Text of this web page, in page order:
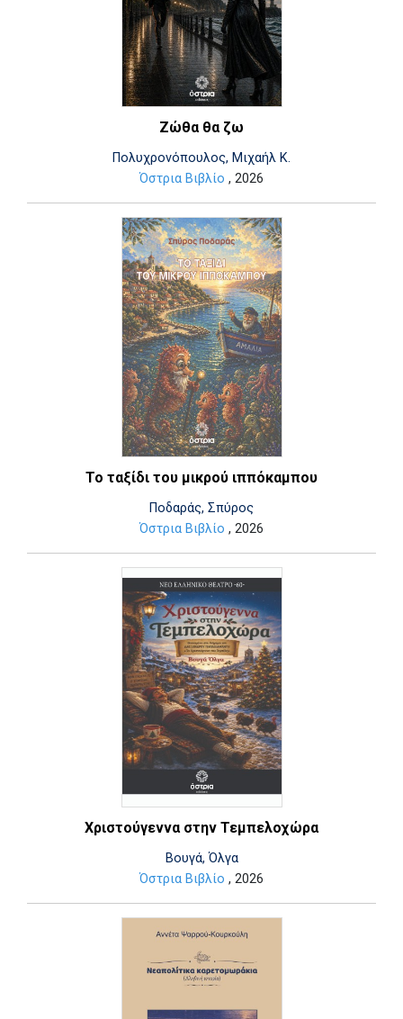
Ζώθα θα ζω
Πολυχρονόπουλος, Μιχαήλ Κ.
Όστρια Βιβλίο , 2026
Το ταξίδι του μικρού ιππόκαμπου
Ποδαράς, Σπύρος
Όστρια Βιβλίο , 2026
Χριστούγεννα στην Τεμπελοχώρα
Βουγά, Όλγα
Όστρια Βιβλίο , 2026